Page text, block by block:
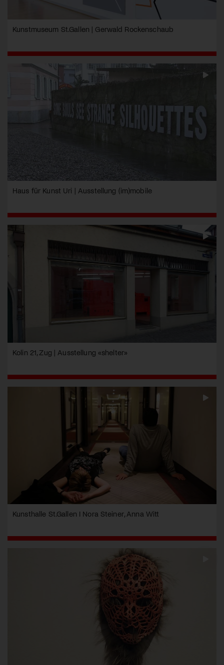
Kunstmuseum St.Gallen | Gerwald Rockenschaub
Haus für Kunst Uri | Ausstellung (im)mobile
Kolin 21, Zug | Ausstellung «shelter»
Kunsthalle St.Gallen I Nora Steiner, Anna Witt